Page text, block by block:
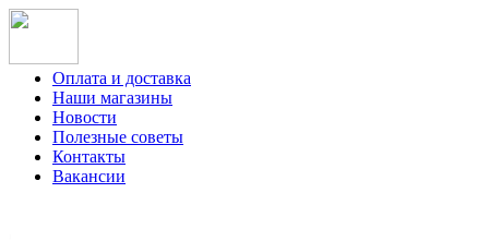
Оплата и доставка
Наши магазины
Новости
Полезные советы
Контакты
Вакансии